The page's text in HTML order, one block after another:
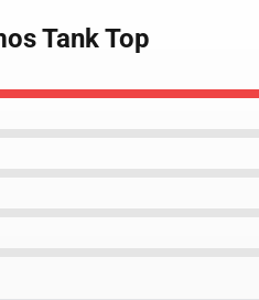
Tank Top